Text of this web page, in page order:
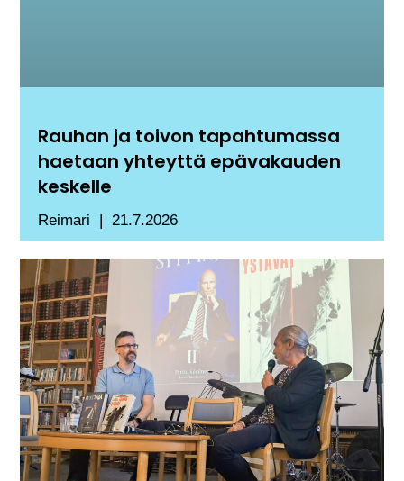
Rauhan ja toivon tapahtumassa
haetaan yhteyttä epävakauden
keskelle
Reimari 21.7.2026